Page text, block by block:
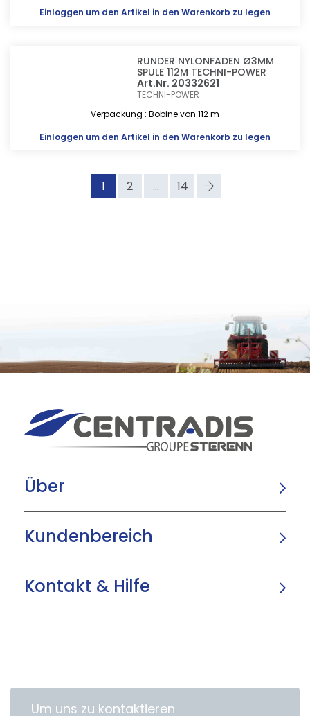
Einloggen um den Artikel in den Warenkorb zu legen
RUNDER NYLONFADEN Ø3MM
SPULE 112M TECHNI-POWER
Art.Nr. 20332621
TECHNI-POWER
Verpackung : Bobine von 112 m
Einloggen um den Artikel in den Warenkorb zu legen
1 2 ... 14
Über
Kundenbereich
Kontakt & Hilfe
Um uns zu kontaktieren